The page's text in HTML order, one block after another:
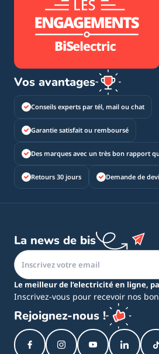
Vos avantages
Conseils experts par tél, mail ou chat
Garantie satisfait ou remboursé
Des marques avec un très bon rapport
Retours 30 jours Demande de
La news de bis
Le meilleur de l’electricité en ligne,
Inscrivez-vous pour recevoir nos
Rejoignez-nous !